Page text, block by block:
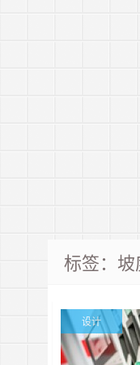
标签：坡
设计